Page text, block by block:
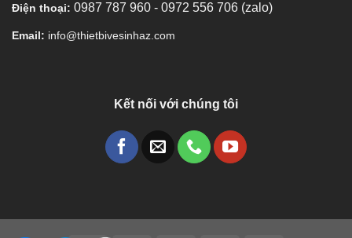
Điện thoại: 0987 787 960 - 0972 556 706 (zalo)
Email: info@thietbivesinhaz.com
Kết nối với chúng tôi